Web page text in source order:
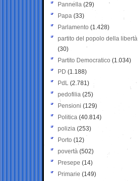
Pannella (29)
Papa (33)
Parlamento (1.428)
partito del popolo della libertà
(30)
Partito Democratico (1.034)
PD (1.188)
PdL (2.781)
pedofilia (25)
Pensioni (129)
Politica (40.814)
polizia (253)
Porto (12)
povertà (502)
Presepe (14)
Primarie (149)